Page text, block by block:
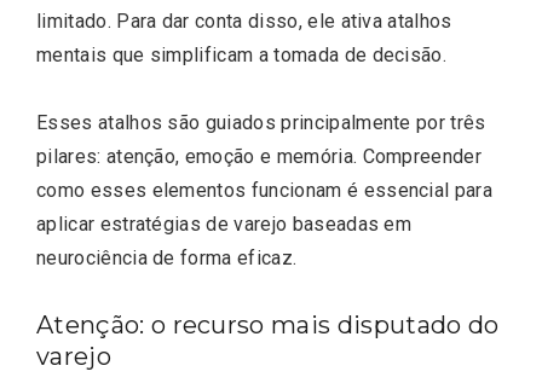
limitado. Para dar conta disso, ele ativa atalhos
mentais que simplificam a tomada de decisão.
Esses atalhos são guiados principalmente por três
pilares: atenção, emoção e memória. Compreender
como esses elementos funcionam é essencial para
aplicar estratégias de varejo baseadas em
neurociência de forma eficaz.
Atenção: o recurso mais disputado do
varejo